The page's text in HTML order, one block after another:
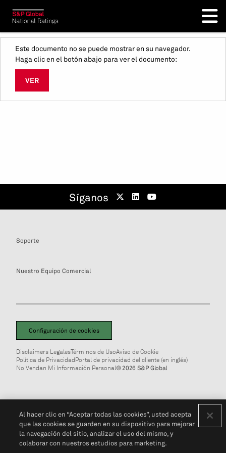
Este documento no se puede mostrar en su navegador.
Haga clic en el botón abajo para ver el documento:
VER
Síganos
Soporte
Nuestro Equipo Comercial
Configuración de cookies
Disclaimers LegalesTérminos de UsoAviso de Cookie
Política de PrivacidadPortal de privacidad del cliente (en inglés)
No Vendan Mi Información Personal© 2026 S&P Global
Al hacer clic en “Aceptar todas las cookies”, usted acepta
que las cookies se guarden en su dispositivo para mejorar
la navegación del sitio, analizar el uso del mismo, y
colaborar con nuestros estudios para marketing.